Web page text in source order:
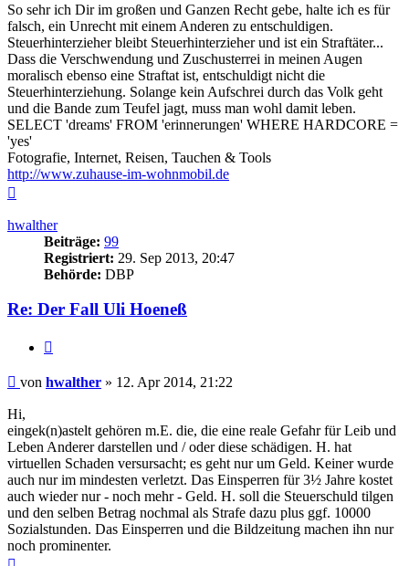
So sehr ich Dir im großen und Ganzen Recht gebe, halte ich es für
falsch, ein Unrecht mit einem Anderen zu entschuldigen.
Steuerhinterzieher bleibt Steuerhinterzieher und ist ein Straftäter...
Dass die Verschwendung und Zuschusterrei in meinen Augen
moralisch ebenso eine Straftat ist, entschuldigt nicht die
Steuerhinterziehung. Solange kein Aufschrei durch das Volk geht
und die Bande zum Teufel jagt, muss man wohl damit leben.
SELECT 'dreams' FROM 'erinnerungen' WHERE HARDCORE =
'yes'
Fotografie, Internet, Reisen, Tauchen & Tools
http://www.zuhause-im-wohnmobil.de
hwalther
Beiträge: 99
Registriert: 29. Sep 2013, 20:47
Behörde: DBP
Re: Der Fall Uli Hoeneß
Beitrag
von hwalther » 12. Apr 2014, 21:22
Hi,
eingek(n)astelt gehören m.E. die, die eine reale Gefahr für Leib und
Leben Anderer darstellen und / oder diese schädigen. H. hat
virtuellen Schaden versursacht; es geht nur um Geld. Keiner wurde
auch nur im mindesten verletzt. Das Einsperren für 3½ Jahre kostet
auch wieder nur - noch mehr - Geld. H. soll die Steuerschuld tilgen
und den selben Betrag nochmal als Strafe dazu plus ggf. 10000
Sozialstunden. Das Einsperren und die Bildzeitung machen ihn nur
noch prominenter.